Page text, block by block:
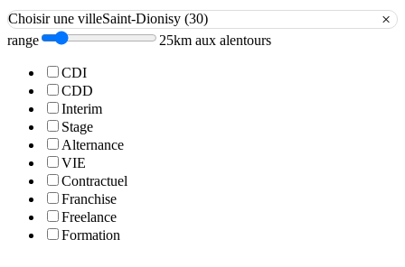
Choisir une villeSaint-Dionisy (30) ×
range 25km aux alentours
CDI
CDD
Interim
Stage
Alternance
VIE
Contractuel
Franchise
Freelance
Formation